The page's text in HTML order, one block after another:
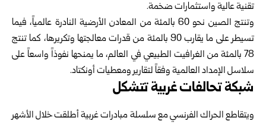
تقنية عالية واستثمارات ضخمة.‏
وتنتج الصين نحو 60 بالمئة من المعادن الأرضية النادرة عالمياً، فيما
تسيطر على ‏ما يقارب 90 بالمئة من قدرات معالجتها وتكريرها، كما تنتج
78 بالمئة من ‏الغرافيت الطبيعي في العالم، ما يمنحها نفوذاً واسعاً على
سلاسل الإمداد العالمية ‏وفقاً لتقارير ومعطيات أونكتاد.‏
شبكة تحالفات غربية تتشكل
ويتقاطع الحراك الفرنسي مع سلسلة مبادرات غربية أطلقت خلال الأشهر